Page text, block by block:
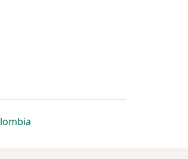
una nueva pestaña
en una nueva pestaña
se abre en una nueva pestaña